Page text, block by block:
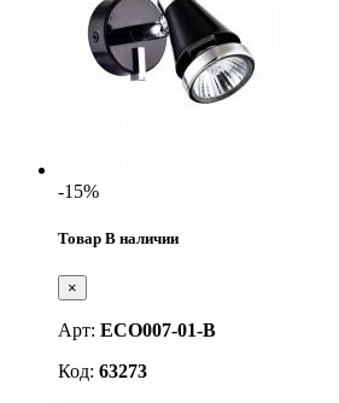
-15%
Товар В наличии
×
Арт: ECO007-01-B
Код: 63273